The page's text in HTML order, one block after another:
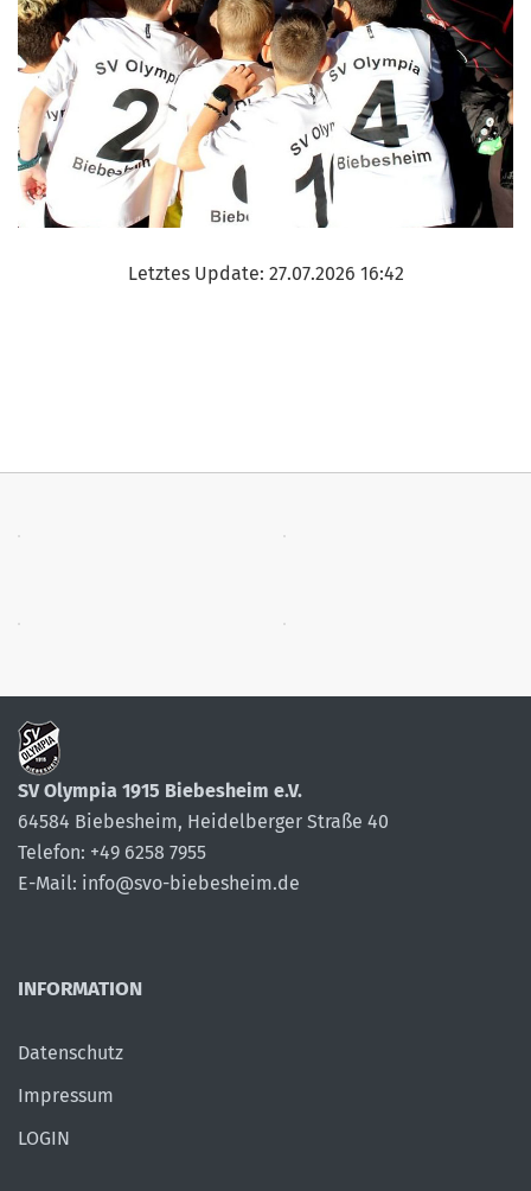
Letztes Update: 27.07.2026 16:42
SV Olympia 1915 Biebesheim e.V.
64584 Biebesheim, Heidelberger Straße 40
Telefon: +49 6258 7955
E-Mail: info@svo-biebesheim.de
INFORMATION
Datenschutz
Impressum
LOGIN